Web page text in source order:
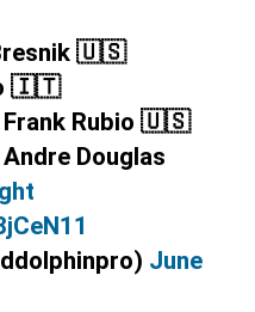
🇺🇸
🇮🇹
Frank Rubio 🇺🇸
Douglas
June